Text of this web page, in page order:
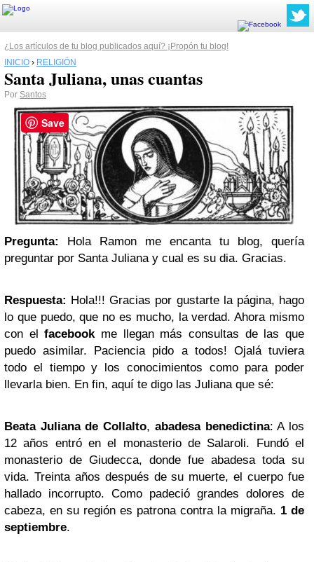
¿Los artículos de tu blog publicados aquí? ¡Propón tu blog!
INICIO › RELIGIÓN
Santa Juliana, unas cuantas
Por Santos
Pregunta: Hola Ramon me encanta tu blog, quería
preguntar por Santa Juliana y cual es su dia. Gracias.
Respuesta: Hola!!! Gracias por gustarte la página, hago
lo que puedo, que no es mucho, la verdad. Ahora mismo
con elfacebookme llegan más consultas de las que
puedo asimilar. Paciencia pido a todos! Ojalá tuviera
todo el tiempo y los conocimientos como para poder
llevarla bien. En fin, aquí te digo las Juliana que sé:
Beata Juliana de Collalto, abadesa benedictina: A los
12 años entró en el monasterio de Salaroli. Fundó el
monasterio de Giudecca, donde fue abadesa toda su
vida. Treinta años después de su muerte, el cuerpo fue
hallado incorrupto. Como padeció grandes dolores de
cabeza, en su región es patrona contra la migraña. 1 de
septiembre.
Save